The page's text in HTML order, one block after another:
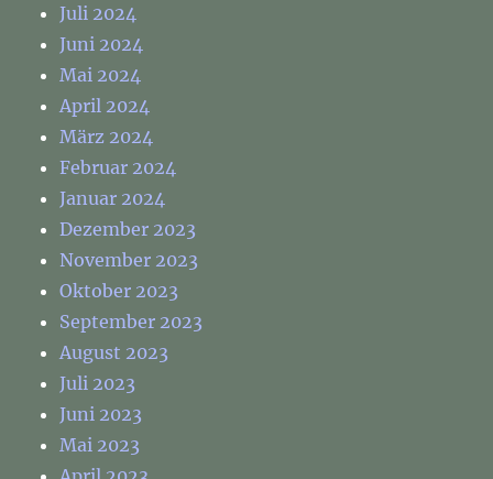
Juli 2024
Juni 2024
Mai 2024
April 2024
März 2024
Februar 2024
Januar 2024
Dezember 2023
November 2023
Oktober 2023
September 2023
August 2023
Juli 2023
Juni 2023
Mai 2023